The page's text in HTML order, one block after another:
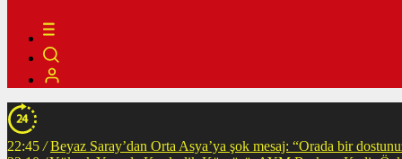
22:45 / Beyaz Saray’dan Orta Asya’ya şok mesaj: “Orada bir